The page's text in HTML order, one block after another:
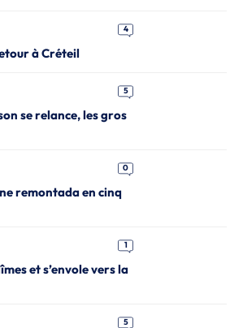
4
à Créteil
5
se relance, les gros
0
remontada en cinq
1
et s’envole vers la
5